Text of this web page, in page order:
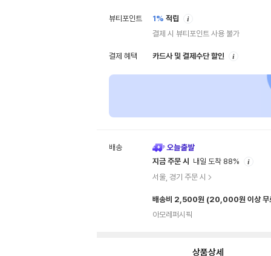
뷰티포인트 1% 적립
결제 시 뷰티포인트 사용 불가
결제 혜택 카드사 및 결제수단 할인
배송
지금 주문 시
내일 도착 88%
서울, 경기 주문 시
배송비 2,500원 (20,000원 이상 무
아모레퍼시픽
상품상세